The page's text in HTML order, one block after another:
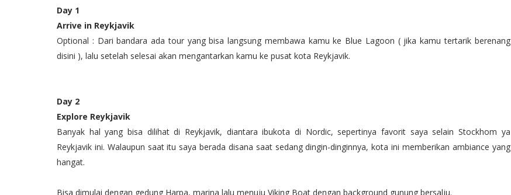
Day 1
Arrive in Reykjavik
Optional : Dari bandara ada tour yang bisa langsung membawa kamu ke Blue Lagoon ( jika kamu tertarik berenang
disini ), lalu setelah selesai akan mengantarkan kamu ke pusat kota Reykjavik.
Day 2
Explore Reykjavik
Banyak hal yang bisa dilihat di Reykjavik, diantara ibukota di Nordic, sepertinya favorit saya selain Stockhom ya
Reykjavik ini. Walaupun saat itu saya berada disana saat sedang dingin-dinginnya, kota ini memberikan ambiance yang
hangat.
Bisa dimulai dengan gedung Harpa, marina lalu menuju Viking Boat dengan background gunung bersalju.